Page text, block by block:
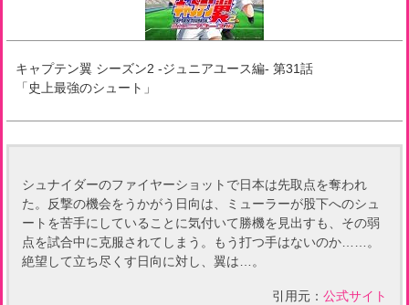
キャプテン翼 シーズン2 -ジュニアユース編- 第31話
「 史上最強のシュート 」
シュナイダーのファイヤーショットで日本は先取点を奪われ
た。反撃の機会をうかがう日向は、ミューラーが股下へのシュ
ートを苦手にしていることに気付いて勝機を見出すも、その弱
点を試合中に克服されてしまう。もう打つ手はないのか……。
絶望して立ち尽くす日向に対し、翼は…。
引用元： 公式サイト